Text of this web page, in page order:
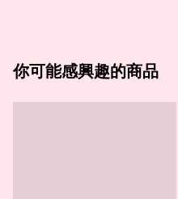
你可能感興趣的商品